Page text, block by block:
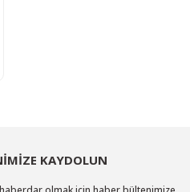
KAYDOLUN